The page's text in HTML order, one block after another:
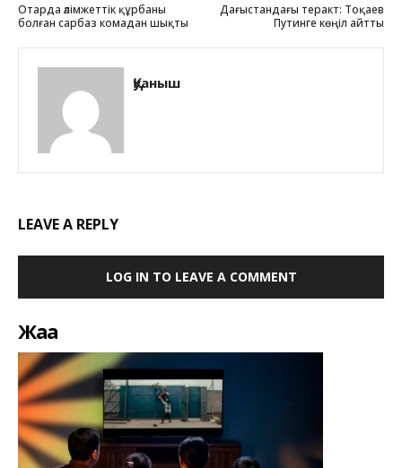
Отарда әлімжеттік құрбаны
болған сарбаз комадан шықты
Дағыстандағы теракт: Тоқаев
Путинге көңіл айтты
Қуаныш
LEAVE A REPLY
LOG IN TO LEAVE A COMMENT
Жаңа